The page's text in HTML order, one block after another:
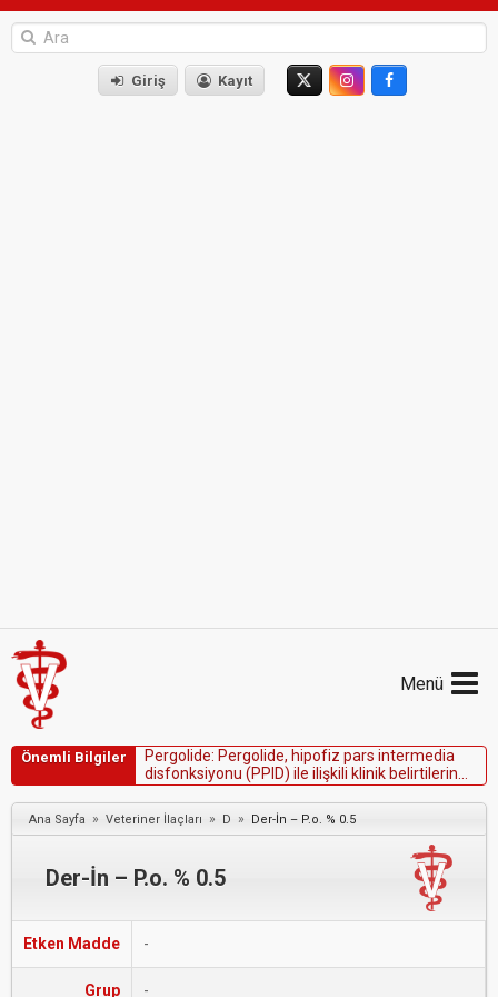
Giriş Kayıt
Menü
Önemli Bilgiler Pergo ide: Pergo ide, hipofiz pars intermedia
disfonksiyonu (PP D) i e i işki i kinik be irti erin
kontrolüiçinatlardakullanımiçinFDAonaylıdır.
Ana Sayfa » Veteriner İlaçları » D » Der-İn – P.o. % 0.5
Der-İn – P.o. % 0.5
Etken Madde -
Grup -